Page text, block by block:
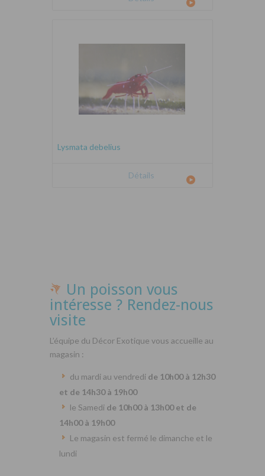
Lysmata debelius
Détails
Un poisson vous
intéresse ? Rendez-nous
visite
L’équipe du Décor Exotique vous accueille au
magasin :
du mardi au vendredi de 10h00 à 12h30
et de 14h30 à 19h00
le Samedi de 10h00 à 13h00 et de
14h00 à 19h00
Le magasin est fermé le dimanche et le
lundi